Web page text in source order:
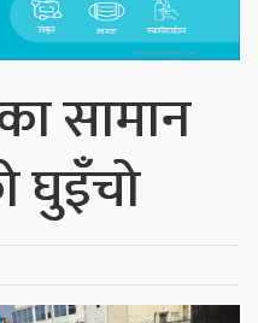
सामान
घुइँचो